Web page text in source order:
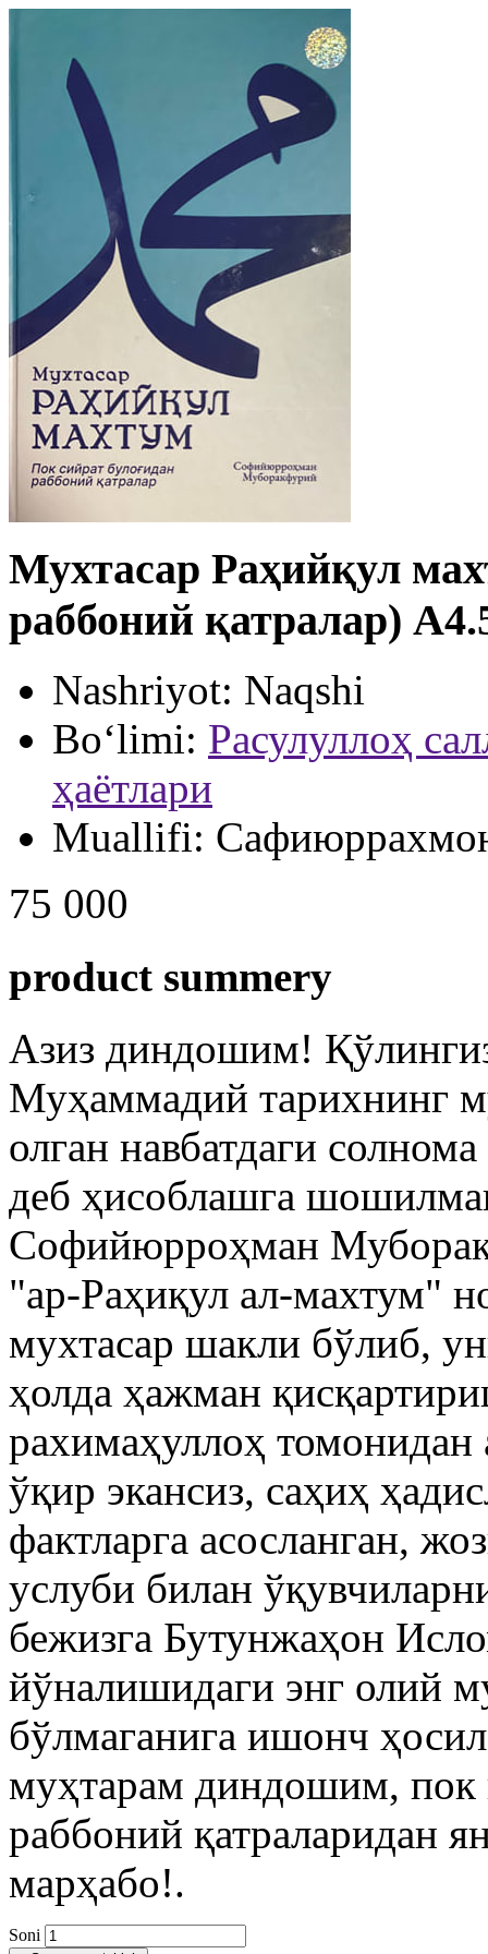
Мухтасар Раҳийқул
раббоний қатралар)
Nashriyot: Naqshi
Bo‘limi: Расулуллоҳ
ҳаётлари
Muallifi:
75 000
product summery
Азиз диндошим!
Муҳаммадий тарихнинг
олган навбатдаги
деб ҳисоблашга
Софийюрроҳман
"ар-Раҳиқул ал-махтум"
мухтасар шакли бўлиб,
ҳолда ҳажман
рахимаҳуллоҳ
ўқир экансиз, саҳиҳ
фактларга асосланган,
услуби билан
бежизга Бутунжаҳон
йўналишидаги энг олий
бўлмаганига ишонч
муҳтарам диндошим, пок
раббоний қатраларидан
марҳабо!.
Soni